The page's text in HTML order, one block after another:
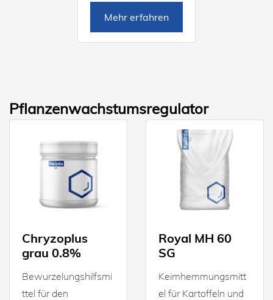
Mehr erfahren
Pflanzenwachstumsregulator
Chryzoplus
grau 0.8%
Bewurzelungshilfsmi
ttel für den
Royal MH 60
SG
Keimhemmungsmitt
el für Kartoffeln und